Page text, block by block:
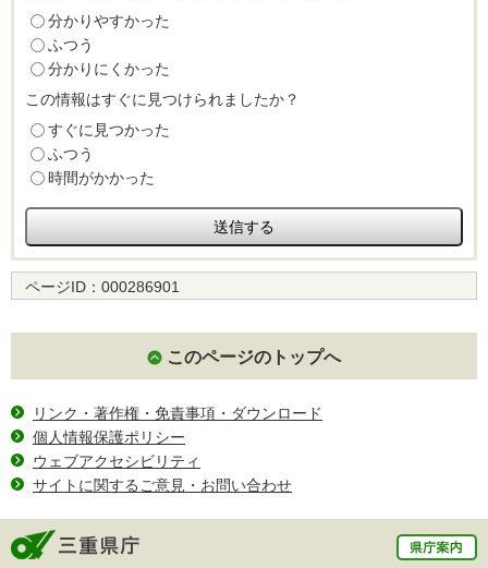
分かりやすかった
ふつう
分かりにくかった
この情報はすぐに見つけられましたか？
すぐに見つかった
ふつう
時間がかかった
ページID： 000286901
このページのトップへ
リンク・著作権・免責事項・ダウンロード
個人情報保護ポリシー
ウェブアクセシビリティ
サイトに関するご意見・お問い合わせ